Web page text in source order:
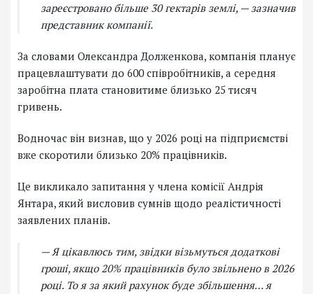
зареєстровано більше 30 гектарів землі, — зазначив
представник компанії.
За словами Олександра Долженкова, компанія планує
працевлаштувати до 600 співробітників, а середня
заробітна плата становитиме близько 25 тисяч
гривень.
Водночас він визнав, що у 2026 році на підприємстві
вже скоротили близько 20% працівників.
Це викликало запитання у члена комісії Андрія
Янтара, який висловив сумнів щодо реалістичності
заявлених планів.
— Я цікавлюсь тим, звідки візьмуться додаткові
гроші, якщо 20% працівників було звільнено в 2026
році. То я за який рахунок буде збільшення… я